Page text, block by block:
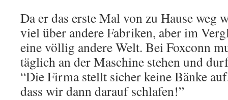
Da er das erste Mal von zu Hause weg
viel über andere Fabriken, aber im
eine völlig andere Welt. Bei Foxconn
täglich an der Maschine stehen und
“Die Firma stellt sicher keine Bänke
dass wir dann darauf schlafen!”